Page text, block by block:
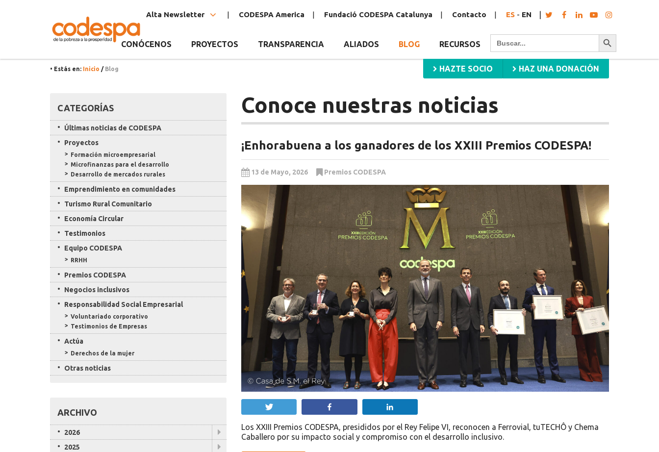
nuestras
noticias
Alta Newsletter CODESPA America Fundació CODESPA Catalunya Contacto ES - EN
CONÓCENOS PROYECTOS TRANSPARENCIA ALIADOS BLOG RECURSOS
Buscar: Botón de búsqueda
HAZTE SOCIO HAZ UNA DONACIÓN
• Estás en: Inicio / Blog
Conoce nuestras noticias
¡Enhorabuena a los ganadores de los XXIII Premios CODESPA!
13 de Mayo, 2026 Premios CODESPA
Los XXIII Premios CODESPA, presididos por el Rey Felipe VI, reconocen a Ferrovial, tuTECHÔ y Chema
Caballero por su impacto social y compromiso con el desarrollo inclusivo.
CATEGORÍAS
Últimas noticias de CODESPA
Proyectos
Formación microempresarial
Microfinanzas para el desarrollo
Desarrollo de mercados rurales
Emprendimiento en comunidades
Turismo Rural Comunitario
Economía Circular
Testimonios
Equipo CODESPA
RRHH
Premios CODESPA
Negocios inclusivos
Responsabilidad Social Empresarial
Voluntariado corporativo
Testimonios de Empresas
Actúa
Derechos de la mujer
Otras noticias
ARCHIVO
2026
2025